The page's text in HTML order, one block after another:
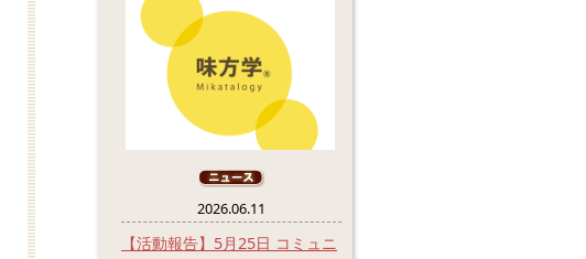
2026.06.11
【活動報告】5月25日 コミュニ